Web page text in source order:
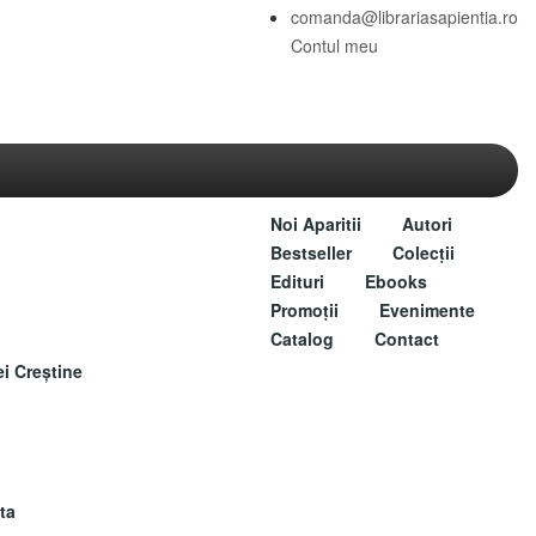
comanda@librariasapientia.ro
Contul meu
Creștine
Noi Aparitii
Autori
Bestseller
Colecții
Edituri
Ebooks
Promoții
Evenimente
Catalog
Contact